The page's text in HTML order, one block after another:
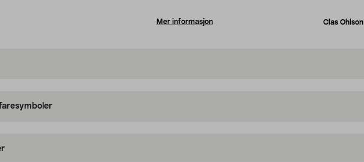
Mer informasjon Clas Ohlson